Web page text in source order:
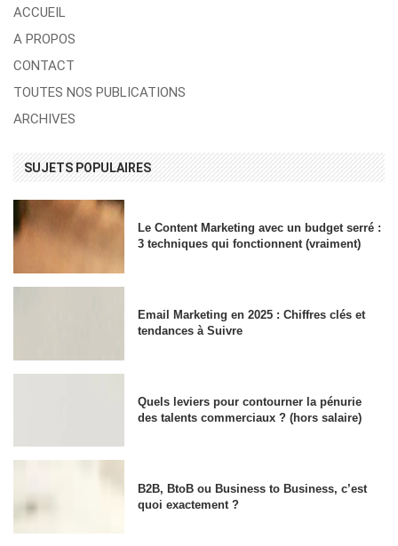
ACCUEIL
A PROPOS
CONTACT
TOUTES NOS PUBLICATIONS
ARCHIVES
SUJETS POPULAIRES
Le Content Marketing avec un budget serré :
3 techniques qui fonctionnent (vraiment)
Email Marketing en 2025 : Chiffres clés et
tendances à Suivre
Quels leviers pour contourner la pénurie
des talents commerciaux ? (hors salaire)
B2B, BtoB ou Business to Business, c’est
quoi exactement ?